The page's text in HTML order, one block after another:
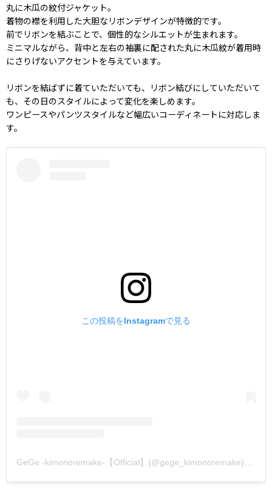
丸に木瓜の紋付ジャケット。
着物の襟を利用した大胆なリボンデザインが特徴的です。
前でリボンを結ぶことで、個性的なシルエットが生まれます。
ミニマルながら、背中と左右の袖裏に配された丸に木瓜紋が着用時
にさりげないアクセントを与えています。
リボンを結ばずに着ていただいても、リボン結びにしていただいて
も、その日のスタイルによって変化を楽しめます。
ワンピースやパンツスタイルなど幅広いコーディネートに対応しま
す。
この投稿をInstagramで見る
GeGe -kimonoremake-【Official】(@gege_kimonoremake)がシェアした投稿